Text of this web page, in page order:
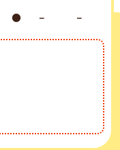
● － －